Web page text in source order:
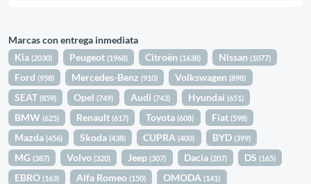
Marcas con entrega inmediata
Kia(2030) Peugeot(1968) Citroën(1638) Nissan (1077)
Ford(958) Mercedes-Benz(910) Volkswagen(898)
SEAT(859) Opel(749) Audi(743) Hyundai (651)
BMW(625) Renault(617) Toyota(608) Fiat (598)
Mazda(456) Skoda(438) CUPRA(400) BYD (399)
MG(387) Volvo(320) Jeep(307) Dacia (207) DS (165)
EBRO(163) Alfa Romeo(150) OMODA(141)